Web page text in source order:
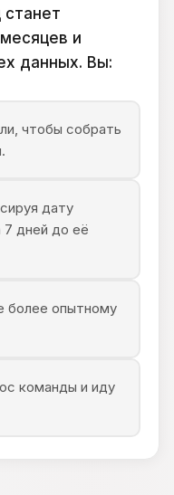
и
данных. Вы:
чтобы собрать
дату
7 дней до её
более опытному
команды и иду